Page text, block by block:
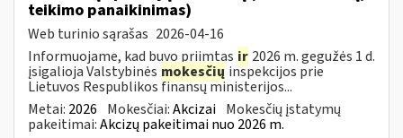
teikimo panaikinimas)
Web turinio sąrašas 2026-04-16
Informuojame, kad buvo priimtas ir 2026 m. gegužės 1 d.
įsigalioja Valstybinės mokesčių inspekcijos prie
Lietuvos Respublikos finansų ministerijos...
Metai: 2026 Mokesčiai:Akcizai Mokesčių įstatymų
pakeitimai:Akcizų pakeitimai nuo 2026 m.